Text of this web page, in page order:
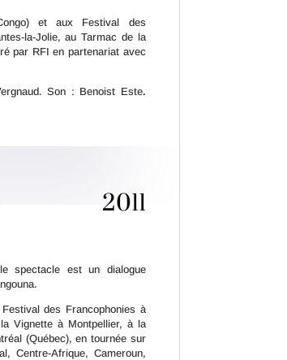
et aux Festival des
la-Jolie, au Tarmac de la
par RFI en partenariat avec
Son : Benoist Este.
2011
spectacle est un dialogue
des Francophonies à
Vignette à Montpellier, à la
(Québec), en tournée sur
Centre-Afrique, Cameroun,